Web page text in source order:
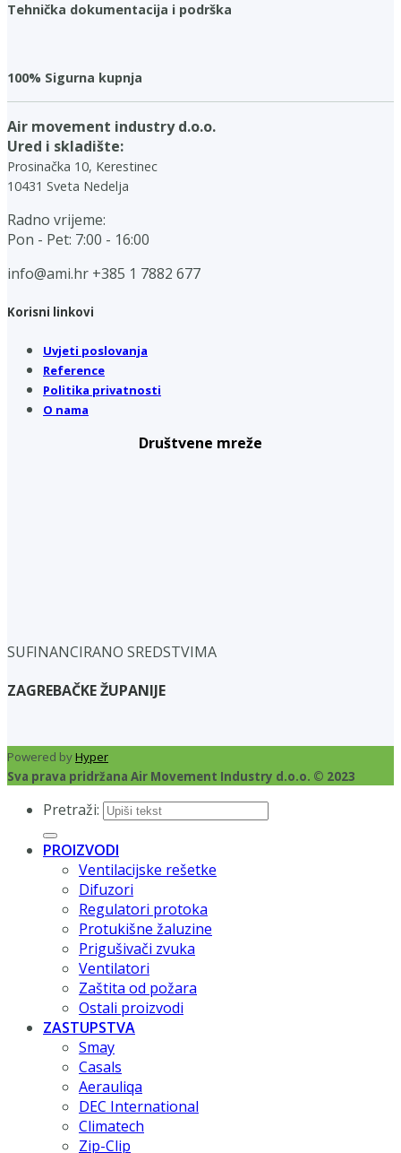
Tehnička dokumentacija i podrška
100% Sigurna kupnja
Air movement industry d.o.o.
Ured i skladište:
Prosinačka 10, Kerestinec
10431 Sveta Nedelja
Radno vrijeme:
Pon - Pet: 7:00 - 16:00
info@ami.hr +385 1 7882 677
Korisni linkovi
Uvjeti poslovanja
Reference
Politika privatnosti
O nama
Društvene mreže
SUFINANCIRANO SREDSTVIMA
ZAGREBAČKE ŽUPANIJE
Powered byHyper
Sva prava pridržana Air Movement Industry d.o.o. © 2023
Pretraži:
PROIZVODI
Ventilacijske rešetke
Difuzori
Regulatori protoka
Protukišne žaluzine
Prigušivači zvuka
Ventilatori
Zaštita od požara
Ostali proizvodi
ZASTUPSTVA
Smay
Casals
Aerauliqa
DEC International
Climatech
Zip-Clip